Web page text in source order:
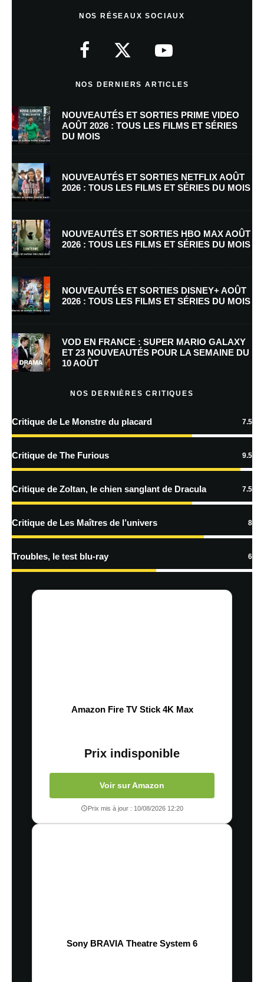
Nom
E-mail*
Enregistrer mon nom, mon e-mail et mon site dans le navigateur pour
Prévenez-moi de tous les nouveaux commentaires par e-mail.
Prévenez-moi de tous les nouveaux articles par e-mail.
En savoir
traitées
NOS RÉSEAUX SOCIAUX
NOS DERNIERS ARTICLES
NOUVEAUTÉS ET SORTIES PRIME VIDEO
AOÛT 2026 : TOUS LES FILMS ET SÉRIES
DU MOIS
NOUVEAUTÉS ET SORTIES NETFLIX AOÛT
2026 : TOUS LES FILMS ET SÉRIES DU MOIS
NOUVEAUTÉS ET SORTIES HBO MAX AOÛT
2026 : TOUS LES FILMS ET SÉRIES DU MOIS
NOUVEAUTÉS ET SORTIES DISNEY+ AOÛT
2026 : TOUS LES FILMS ET SÉRIES DU MOIS
VOD EN FRANCE : SUPER MARIO GALAXY
ET 23 NOUVEAUTÉS POUR LA SEMAINE DU
10 AOÛT
NOS DERNIÈRES CRITIQUES
Critique de Le Monstre du placard 7.5
Critique de The Furious 9.5
Critique de Zoltan, le chien sanglant de Dracula 7.5
Critique de Les Maîtres de l’univers 8
Troubles, le test blu-ray 6
Amazon Fire TV Stick 4K Max
Prix indisponible
Voir sur Amazon
Prix mis à jour : 10/08/2026 12:20
Sony BRAVIA Theatre System 6